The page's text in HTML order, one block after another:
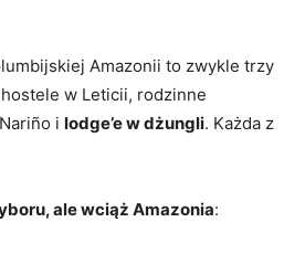
Amazonii to zwykle trzy
w Leticii, rodzinne
i lodge’e w dżungli. Każda z
ale wciąż Amazonia: